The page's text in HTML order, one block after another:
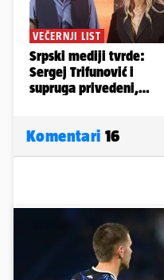
Komentari 16